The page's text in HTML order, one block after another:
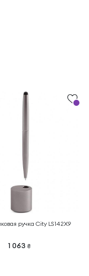
ручка City LS142X9
1 063 ₴